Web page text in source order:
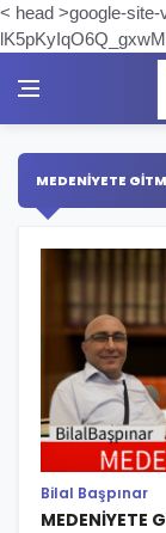
< head >google-
MEDENIYETE
Bilal Başpınar
MEDENİYETE